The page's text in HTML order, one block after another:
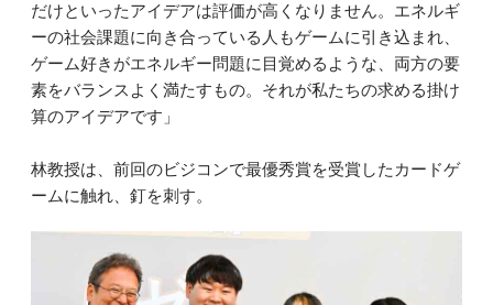
だけといったアイデアは評価が高くなりません。エネルギ
ーの社会課題に向き合っている人もゲームに引き込まれ、
ゲーム好きがエネルギー問題に目覚めるような、両方の要
素をバランスよく満たすもの。それが私たちの求める掛け
算のアイデアです」
林教授は、前回のビジコンで最優秀賞を受賞したカードゲ
ームに触れ、釘を刺す。